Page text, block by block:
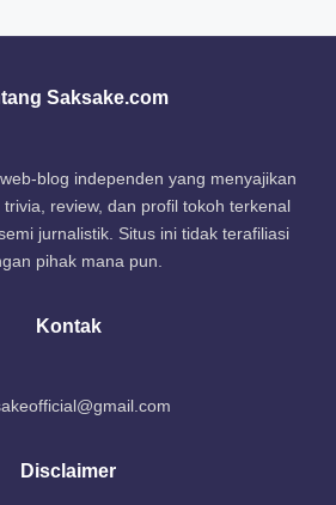
Saksake.com
blog independen yang menyajikan
review, dan profil tokoh terkenal
jurnalistik. Situs ini tidak terafiliasi
pihak mana pun.
Kontak
Disclaimer